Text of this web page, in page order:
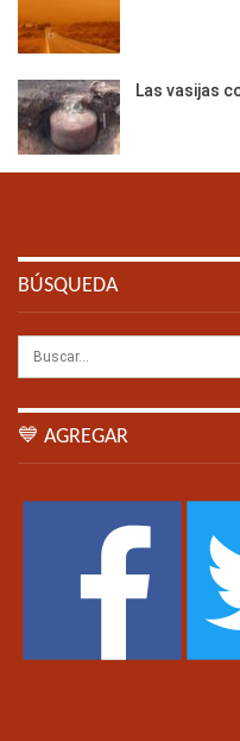
Las vasijas
BÚSQUEDA
💙 AGREGAR